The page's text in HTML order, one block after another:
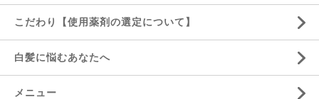
こだわり【使用薬剤の選定について】
白髪に悩むあなたへ
メニュー